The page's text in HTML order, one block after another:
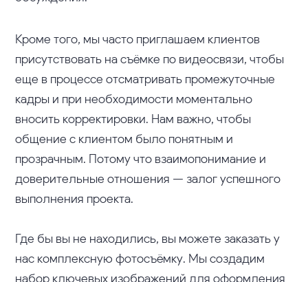
Кроме того, мы часто приглашаем клиентов
присутствовать на съёмке по видеосвязи, чтобы
еще в процессе отсматривать промежуточные
кадры и при необходимости моментально
вносить корректировки. Нам важно, чтобы
общение с клиентом было понятным и
прозрачным. Потому что взаимопонимание и
доверительные отношения — залог успешного
выполнения проекта.
Где бы вы не находились, вы можете заказать у
нас комплексную фотосъёмку. Мы создадим
набор ключевых изображений для оформления